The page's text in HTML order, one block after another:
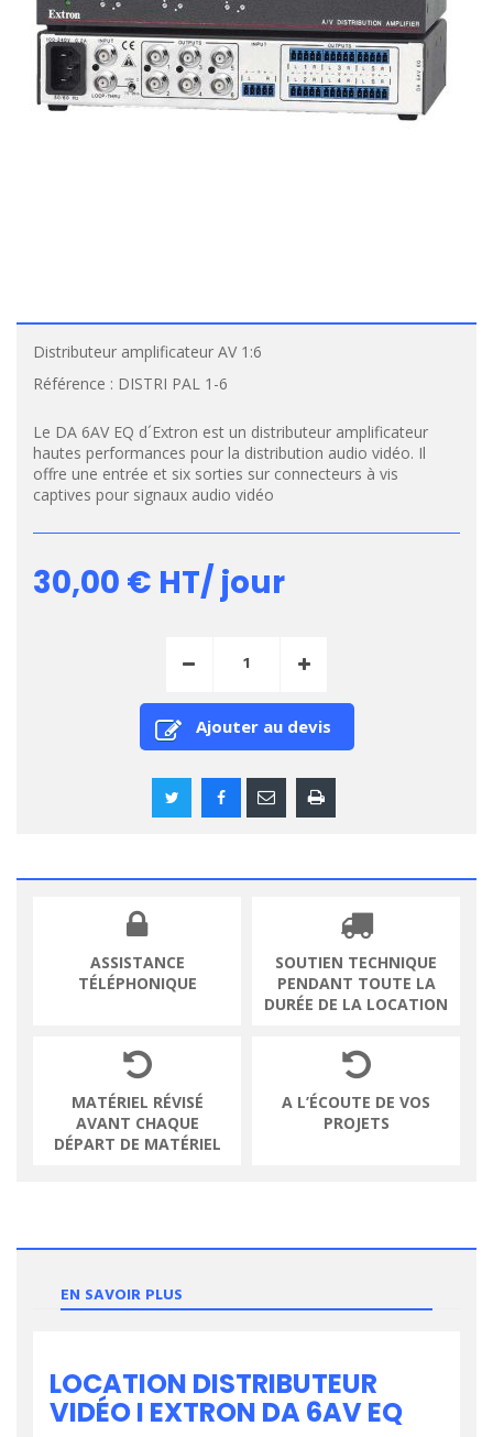
Distributeur amplificateur AV 1:6
Référence : DISTRI PAL 1-6
Le DA 6AV EQ d´Extron est un distributeur amplificateur
hautes performances pour la distribution audio vidéo. Il
offre une entrée et six sorties sur connecteurs à vis
captives pour signaux audio vidéo
30,00 € HT/ jour
Ajouter au devis
ASSISTANCE
TÉLÉPHONIQUE
SOUTIEN TECHNIQUE
PENDANT TOUTE LA
DURÉE DE LA LOCATION
MATÉRIEL RÉVISÉ
AVANT CHAQUE
DÉPART DE MATÉRIEL
A L’ÉCOUTE DE VOS
PROJETS
EN SAVOIR PLUS
LOCATION DISTRIBUTEUR
VIDÉO I EXTRON DA 6AV EQ